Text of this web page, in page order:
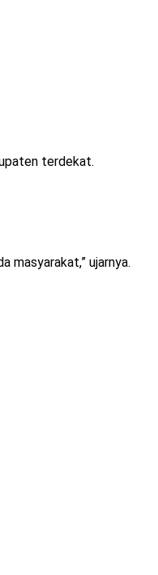
terdekat.
masyarakat,” ujarnya.